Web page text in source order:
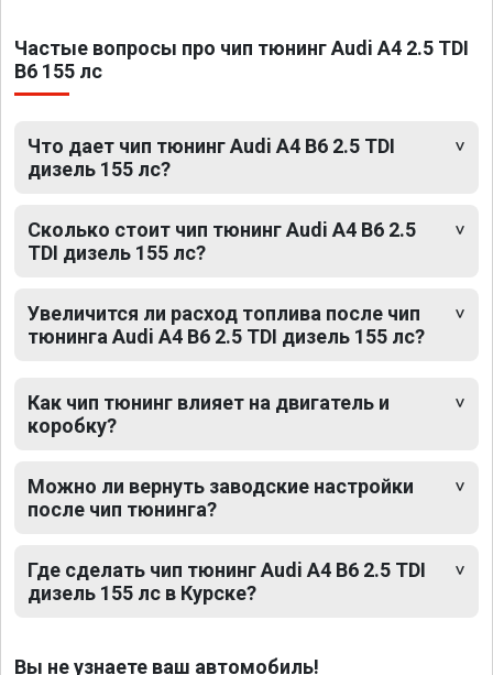
Частые вопросы про чип тюнинг Audi A4 2.5 TDI
B6 155 лс
Что дает чип тюнинг Audi A4 B6 2.5 TDI
дизель 155 лс?
Сколько стоит чип тюнинг Audi A4 B6 2.5
TDI дизель 155 лс?
Увеличится ли расход топлива после чип
тюнинга Audi A4 B6 2.5 TDI дизель 155 лс?
Как чип тюнинг влияет на двигатель и
коробку?
Можно ли вернуть заводские настройки
после чип тюнинга?
Где сделать чип тюнинг Audi A4 B6 2.5 TDI
дизель 155 лс в Курске?
Вы не узнаете ваш автомобиль!